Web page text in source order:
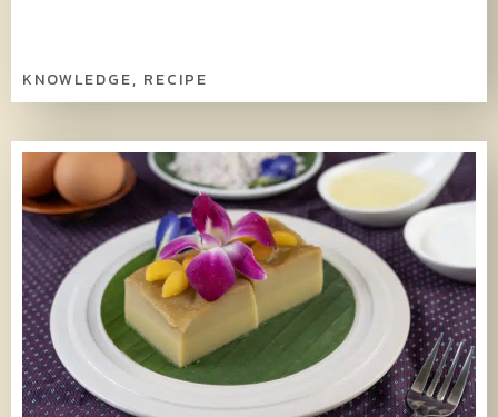
KNOWLEDGE, RECIPE